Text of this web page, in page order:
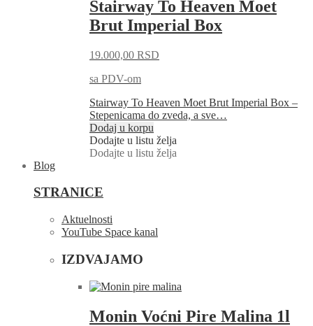
Stairway To Heaven Moet
Brut Imperial Box
19.000,00 RSD
sa PDV-om
Stairway To Heaven Moet Brut Imperial Box –
Stepenicama do zveda, a sve…
Dodaj u korpu
Dodajte u listu želja
Dodajte u listu želja
Blog
STRANICE
Aktuelnosti
YouTube Space kanal
IZDVAJAMO
Monin Voćni Pire Malina 1l